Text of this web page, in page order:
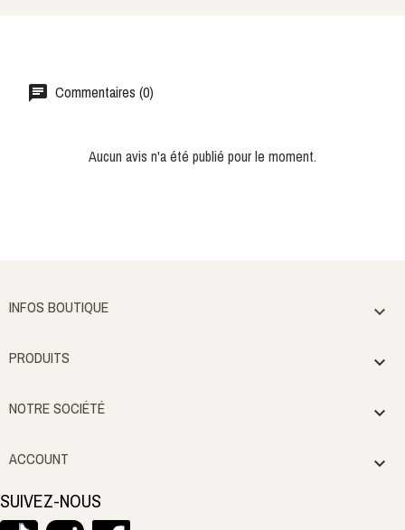
Commentaires (0)
Aucun avis n'a été publié pour le moment.
INFOS BOUTIQUE 
PRODUITS 
NOTRE SOCIÉTÉ 
ACCOUNT 
SUIVEZ-NOUS